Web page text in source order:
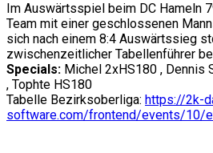
Im Auswärtsspiel beim DC Hameln
Team mit einer geschlossenen
sich nach einem 8:4 Auswärtssieg
zwischenzeitlicher Tabellenführer
Specials: Michel 2xHS180 , Dennis
, Tophte HS180
Tabelle Bezirksoberliga: https://2k-
software.com/frontend/events/10/